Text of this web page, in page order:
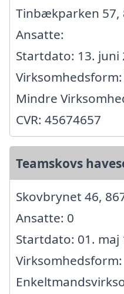
Tinbækparken 57,
Ansatte:
Startdato: 13. juni
Mindre
CVR: 45674657
Teamskovs
Skovbrynet 46,
Ansatte: 0
Startdato: 01. maj
Virksomhedsform: